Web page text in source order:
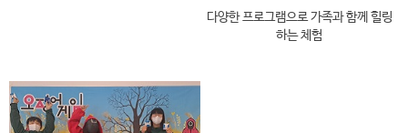
다양한 프로그램으로 가족과 함께 힐링
하는 체험